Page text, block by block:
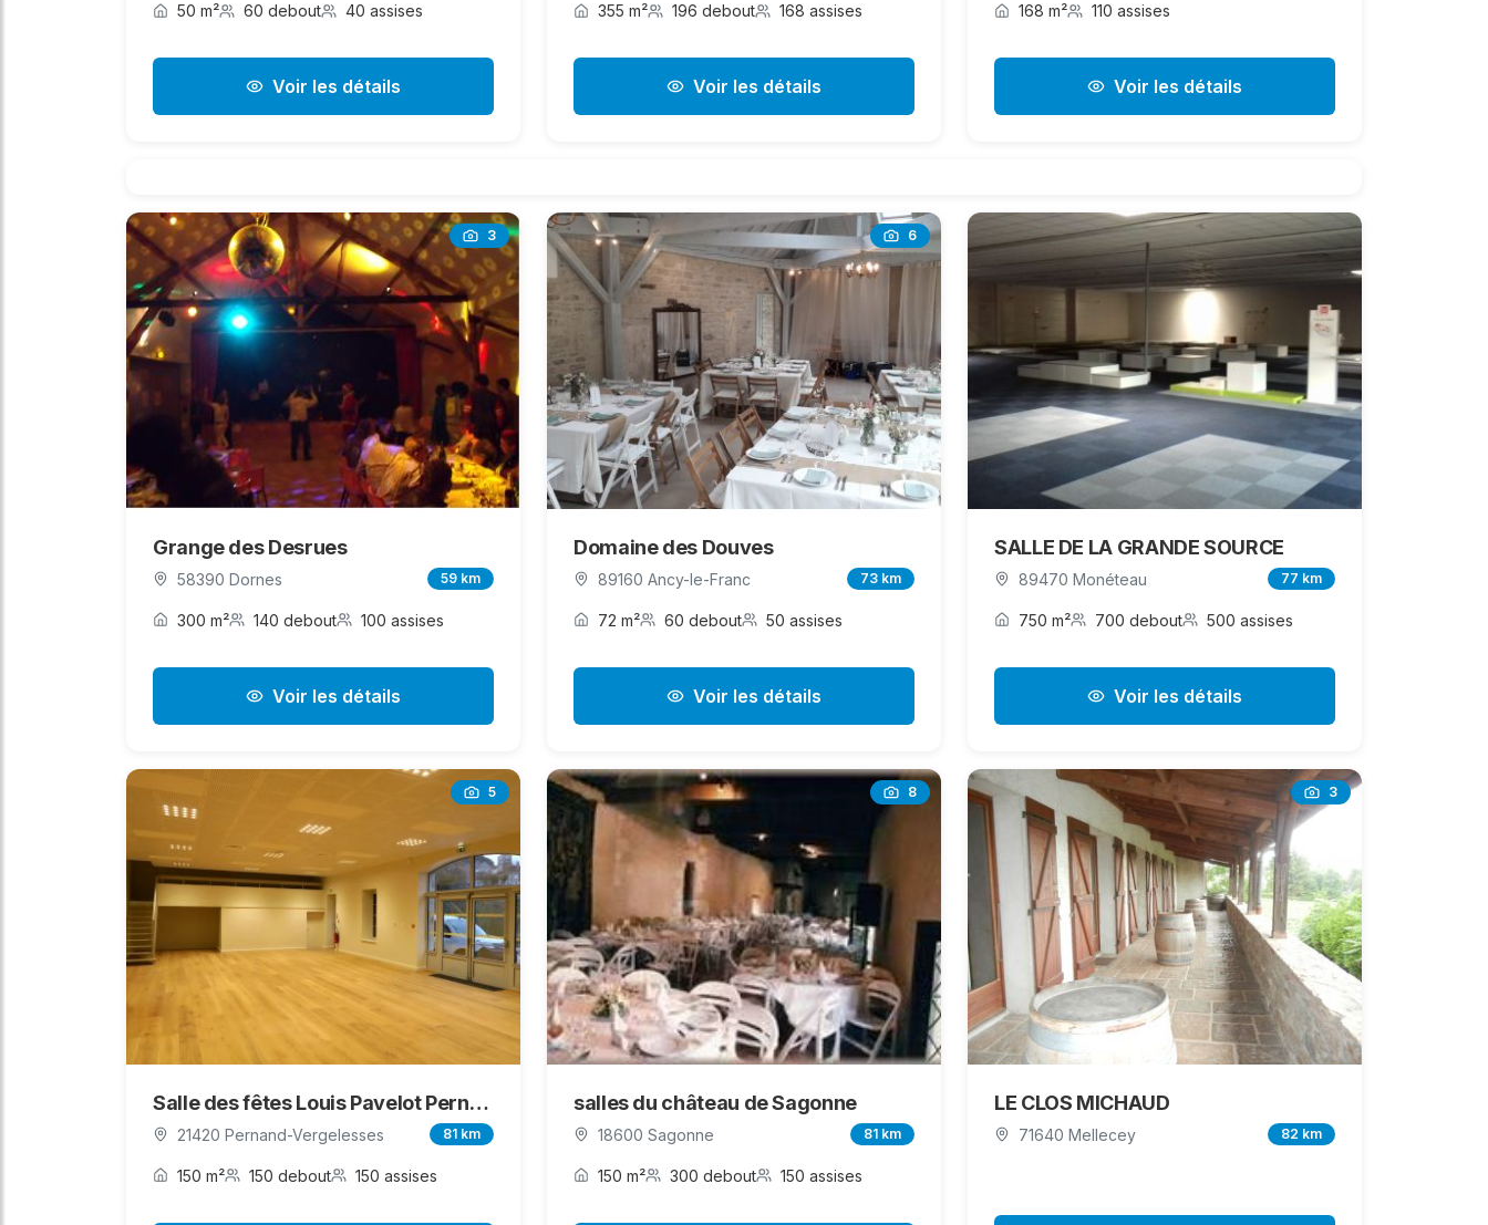
50 m² 60 debout 40 assises
Voir les détails
355 m² 196 debout 168 assises
Voir les détails
168 m² 110 assises
Voir les détails
3
Grange des Desrues
58390 Dornes 59 km
300 m² 140 debout 100 assises
Voir les détails
6
Domaine des Douves
89160 Ancy-le-Franc 73 km
72 m² 60 debout 50 assises
Voir les détails
SALLE DE LA GRANDE SOURCE
89470 Monéteau 77 km
750 m² 700 debout 500 assises
Voir les détails
5
Salle des fêtes Louis Pavelot Pernand-Vergelesses
21420 Pernand-Vergelesses 81 km
150 m² 150 debout 150 assises
8
salles du château de Sagonne
18600 Sagonne 81 km
150 m² 300 debout 150 assises
3
LE CLOS MICHAUD
71640 Mellecey 82 km